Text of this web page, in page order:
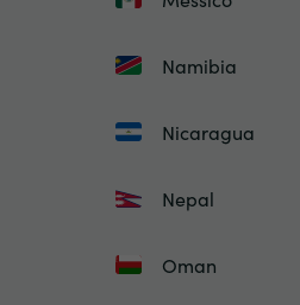
Namibia
Nicaragua
Nepal
Oman